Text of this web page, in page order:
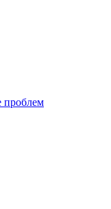
проблем